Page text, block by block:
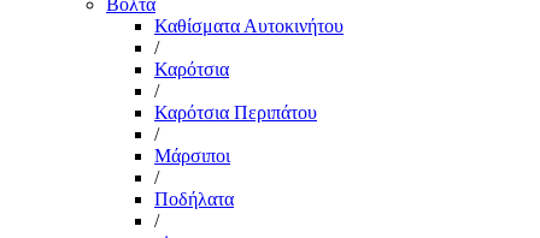
Βόλτα
Καθίσματα Αυτοκινήτου
/
Καρότσια
/
Καρότσια Περιπάτου
/
Μάρσιποι
/
Ποδήλατα
/